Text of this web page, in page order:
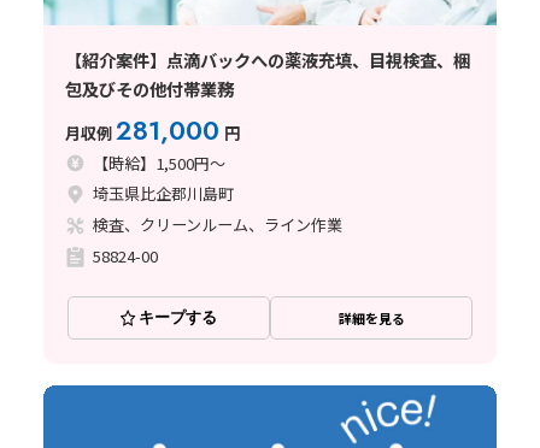
【紹介案件】点滴バックへの薬液充填、目視検査、梱
包及びその他付帯業務
月収例281,000 円
【時給】1,500円～
埼玉県比企郡川島町
検査、クリーンルーム、ライン作業
58824-00
キープする 詳細を見る